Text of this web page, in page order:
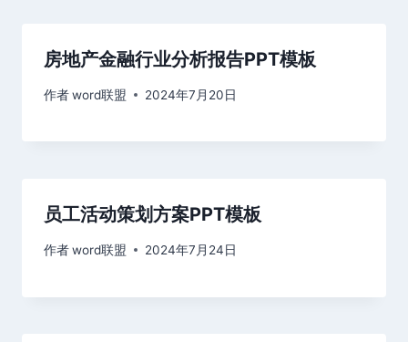
房地产金融行业分析报告PPT模板
作者word联盟 2024年7月20日
员工活动策划方案PPT模板
作者word联盟 2024年7月24日